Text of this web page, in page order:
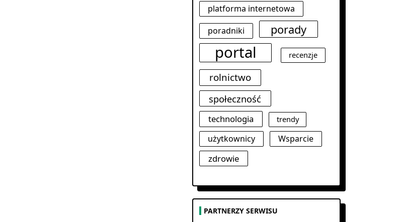
platforma internetowa
poradniki
porady
portal recenzje
rolnictwo
społeczność
technologia trendy
użytkownicy Wsparcie
zdrowie
PARTNERZY SERWISU